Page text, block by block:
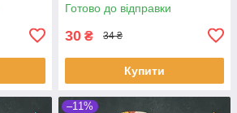
Готово до відправки
30 ₴ 34 ₴
Купити
–11%